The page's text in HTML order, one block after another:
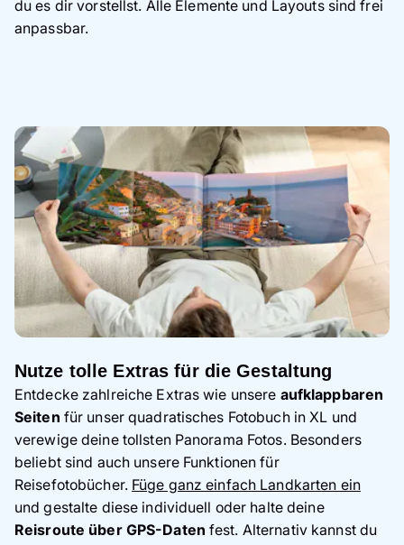
du es dir vorstellst. Alle Elemente und Layouts sind frei
anpassbar.
Nutze tolle Extras für die Gestaltung
Entdecke zahlreiche Extras wie unsere aufklappbaren
Seiten für unser quadratisches Fotobuch in XL und
verewige deine tollsten Panorama Fotos. Besonders
beliebt sind auch unsere Funktionen für
Reisefotobücher. Füge ganz einfach Landkarten ein
und gestalte diese individuell oder halte deine
Reisroute über GPS-Daten fest. Alternativ kannst du